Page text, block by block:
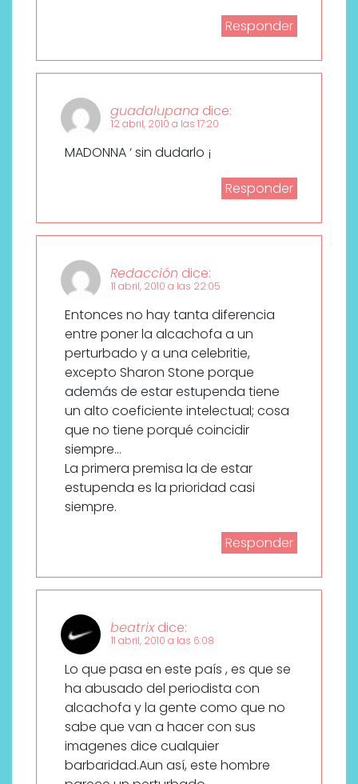
Responder
guadalupana dice:
12 abril, 2010 a las 17:20
MADONNA ‘ sin dudarlo ¡
Responder
Redacción dice:
11 abril, 2010 a las 22:05
Entonces no hay tanta diferencia
entre poner la alcachofa a un
perturbado y a una celebritie,
excepto Sharon Stone porque
además de estar estupenda tiene
un alto coeficiente intelectual; cosa
que no tiene porqué coincidir
siempre…
La primera premisa la de estar
estupenda es la prioridad casi
siempre.
Responder
beatrix dice:
11 abril, 2010 a las 6:08
Lo que pasa en este país , es que se
ha abusado del periodista con
alcachofa y la gente como que no
sabe que van a hacer con sus
imagenes dice cualquier
barbaridad.Aun así, este hombre